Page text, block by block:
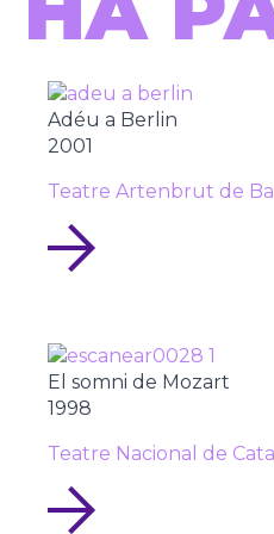
Adéu a Berlin
2001
Teatre Artenbrut de
El somni de Mozart
1998
Teatre Nacional de